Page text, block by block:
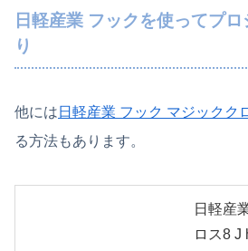
日軽産業 フックを使ってプ
り
他には 日軽産業 フック マジックク
る方法もあります。
日軽産
ロス8 J